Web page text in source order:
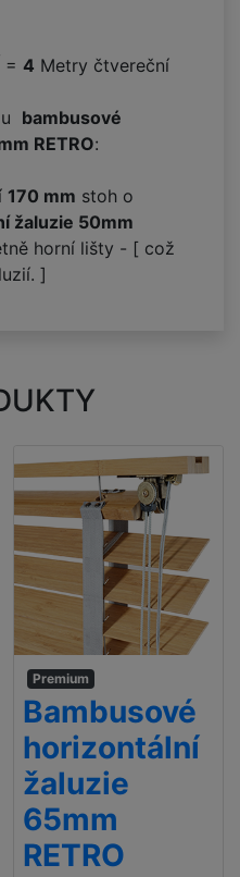
= 4 Metry čtvereční
bambusové
RETRO:
170 mm stoh o
žaluzie 50mm
horní lišty - [ což
]
Premium
Bambusové
horizontální
žaluzie
65mm
RETRO